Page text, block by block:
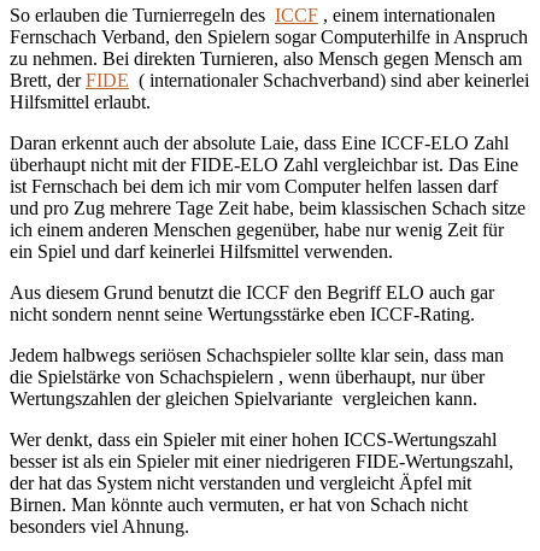
So erlauben die Turnierregeln des ICCF , einem internationalen
Fernschach Verband, den Spielern sogar Computerhilfe in Anspruch
zu nehmen. Bei direkten Turnieren, also Mensch gegen Mensch am
Brett, derFIDE ( internationaler Schachverband) sind aber keinerlei
Hilfsmittel erlaubt.
Daran erkennt auch der absolute Laie, dass Eine ICCF-ELO Zahl
überhaupt nicht mit der FIDE-ELO Zahl vergleichbar ist. Das Eine
ist Fernschach bei dem ich mir vom Computer helfen lassen darf
und pro Zug mehrere Tage Zeit habe, beim klassischen Schach sitze
ich einem anderen Menschen gegenüber, habe nur wenig Zeit für
ein Spiel und darf keinerlei Hilfsmittel verwenden.
Aus diesem Grund benutzt die ICCF den Begriff ELO auch gar
nicht sondern nennt seine Wertungsstärke eben ICCF-Rating.
Jedem halbwegs seriösen Schachspieler sollte klar sein, dass man
die Spielstärke von Schachspielern , wenn überhaupt, nur über
Wertungszahlen der gleichen Spielvariante vergleichen kann.
Wer denkt, dass ein Spieler mit einer hohen ICCS-Wertungszahl
besser ist als ein Spieler mit einer niedrigeren FIDE-Wertungszahl,
der hat das System nicht verstanden und vergleicht Äpfel mit
Birnen. Man könnte auch vermuten, er hat von Schach nicht
besonders viel Ahnung.